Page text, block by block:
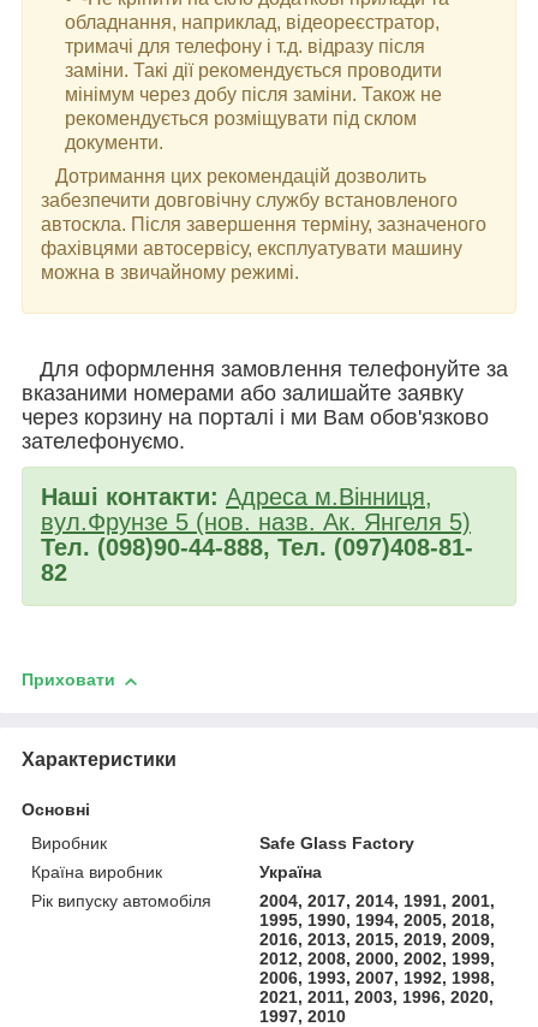
обладнання, наприклад, відеореєстратор,
тримачі для телефону і т.д. відразу після
заміни. Такі дії рекомендується проводити
мінімум через добу після заміни. Також не
рекомендується розміщувати під склом
документи.
Дотримання цих рекомендацій дозволить
забезпечити довговічну службу встановленого
автоскла. Після завершення терміну, зазначеного
фахівцями автосервісу, експлуатувати машину
можна в звичайному режимі.
Для оформлення замовлення телефонуйте за
вказаними номерами або залишайте заявку
через корзину на порталі і ми Вам обов'язково
зателефонуємо.
Наші контакти: Адреса м.Вінниця,
вул.Фрунзе 5 (нов. назв. Ак. Янгеля 5)
Тел. (098)90-44-888, Тел. (097)408-81-
82
Приховати
Характеристики
Основні
Виробник
Safe Glass Factory
Країна виробник
Україна
Рік випуску автомобіля
2004, 2017, 2014, 1991, 2001,
1995, 1990, 1994, 2005, 2018,
2016, 2013, 2015, 2019, 2009,
2012, 2008, 2000, 2002, 1999,
2006, 1993, 2007, 1992, 1998,
2021, 2011, 2003, 1996, 2020,
1997, 2010